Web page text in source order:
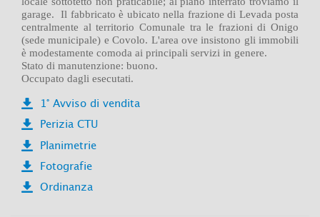
garage. Il fabbricato è ubicato nella frazione di Levada posta
centralmente al territorio Comunale tra le frazioni di Onigo
(sede municipale) e Covolo. L'area ove insistono gli immobili
è modestamente comoda ai principali servizi in genere.
Stato di manutenzione: buono.
Occupato dagli esecutati.
1° Avviso di vendita
Perizia CTU
Planimetrie
Fotografie
Ordinanza